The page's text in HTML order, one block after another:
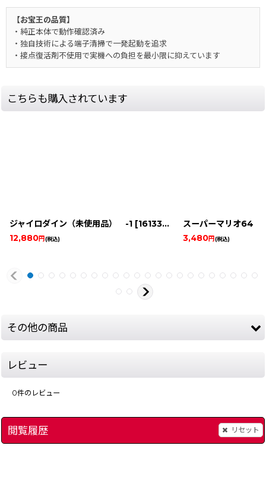
【お宝王の品質】
・純正本体で動作確認済み
・独自技術による端子清掃で一発起動を追求
・接点復活剤不使用で実機への負担を最小限に抑えています
こちらも購入されています
ジャイロダイン（未使用品） -1 [16133-gyrodine-famicomboxnew
12,880円(税込)
スーパーマリオ
3,480円(税込)
その他の商品
レビュー
0件のレビュー
閲覧履歴 リセット